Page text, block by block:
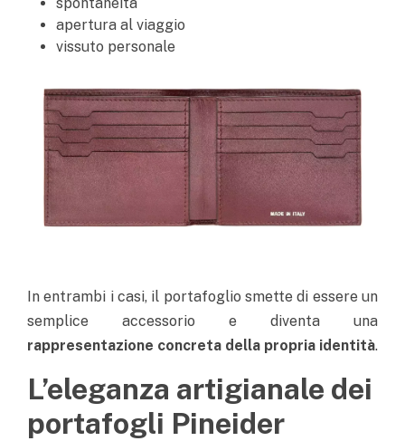
apertura al viaggio
vissuto personale
In entrambi i casi, il portafoglio smette di essere un
semplice accessorio e diventa una
rappresentazione concreta della propria identità.
L’eleganza artigianale dei
portafogli Pineider